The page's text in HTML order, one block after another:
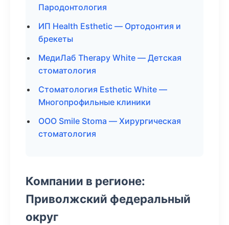
Пародонтология
ИП Health Esthetic — Ортодонтия и
брекеты
МедиЛаб Therapy White — Детская
стоматология
Стоматология Esthetic White —
Многопрофильные клиники
ООО Smile Stoma — Хирургическая
стоматология
Компании в регионе:
Приволжский федеральный
округ